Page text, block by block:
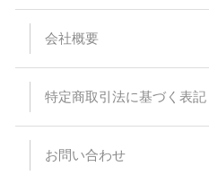
悪天候・道路状況により到着
バスの運行・到着時間はあく
生じたタクシー、宿泊施設、
出発日当日の乗下車地の変更は
合計が120cm以内で、お一人
すのでご注意ください。また
会社概要
特定商取引法に基づく表記
お問い合わせ